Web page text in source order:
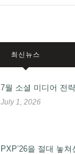
최신뉴스
7월 소셜 미디어 전략
July 1, 2026
PXP’26을 절대 놓쳐